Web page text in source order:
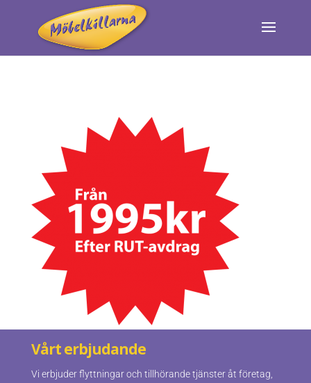
Vårt erbjudande
Vi erbjuder flyttningar och tillhörande tjänster åt företag,